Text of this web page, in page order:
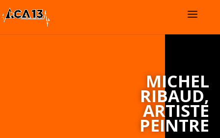
MICHEL
RIBAUD,
ARTISTE
PEINTRE